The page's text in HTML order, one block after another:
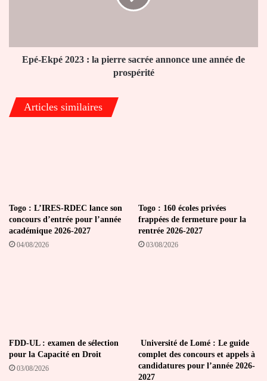
une
annéeEpé-Ekpé 2023 : la pierre sacrée annonce une année de
prospérité
Articles similaires
Togo : L’IRES-RDEC lance son
concours d’entrée pour l’année
académique 2026-2027
04/08/2026
Togo : 160 écoles privées
frappées de fermeture pour la
rentrée 2026-2027
03/08/2026
FDD-UL : examen de sélection
pour la Capacité en Droit
03/08/2026
Université de Lomé : Le guide
complet des concours et appels à
candidatures pour l’année 2026-
2027